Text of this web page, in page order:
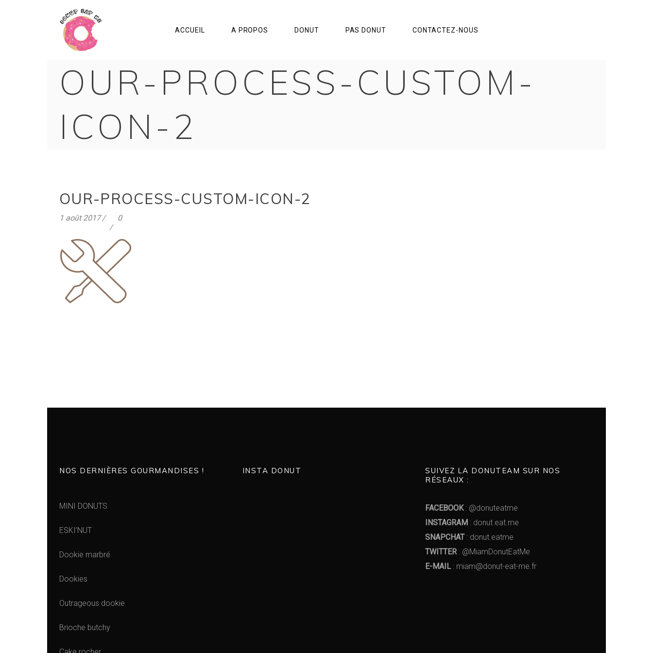
ACCUEIL A PROPOS DONUT PAS DONUT CONTACTEZ-NOUS
OUR-PROCESS-CUSTOM-
ICON-2
OUR-PROCESS-CUSTOM-ICON-2
1 août 2017 0
NOS DERNIÈRES GOURMANDISES !
MINI DONUTS
ESKI’NUT
Dookie marbré
Dookies
Outrageous dookie
Brioche butchy
INSTA DONUT
SUIVEZ LA DONUTEAM SUR NOS
RÉSEAUX :
FACEBOOK: @donuteatme
INSTAGRAM : donut.eat.me
SNAPCHAT: donut.eatme
TWITTER: @MiamDonutEatMe
E-MAIL: miam@donut-eat-me.fr